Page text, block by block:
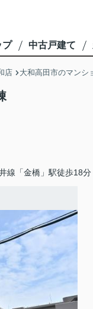
プ 中古戸建て
店 大和高田市のマンシ
線「金橋」駅徒歩18分